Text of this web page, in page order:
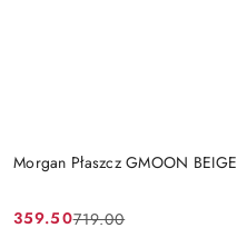
Morgan Płaszcz GMOON BEIGE
359.50719.00